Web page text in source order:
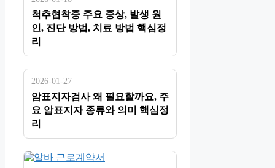
척추협착증 주요 증상, 발생 원
인, 진단 방법, 치료 방법 핵심정
리
2026-01-27
암표지자검사 왜 필요할까요, 주
요 암표지자 종류와 의미 핵심정
리